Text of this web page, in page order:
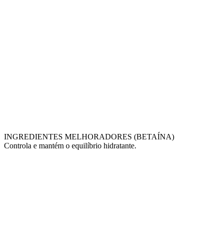
INGREDIENTES MELHORADORES (BETAÍNA)
Controla e mantém o equilíbrio hidratante.